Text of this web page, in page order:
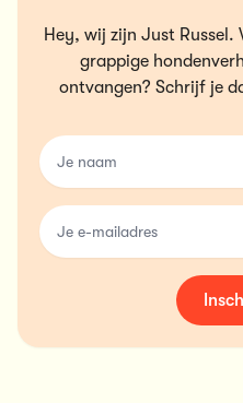
Hey, wij zijn Just Russel.
grappige
ontvangen? Schrijf je
name
email